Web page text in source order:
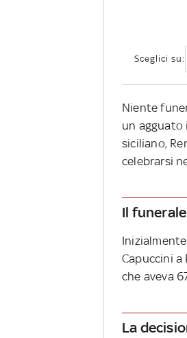
Sceglici su:
Niente
un agguato
siciliano,
celebrarsi
Il funerale
Capuccini a
che aveva
La